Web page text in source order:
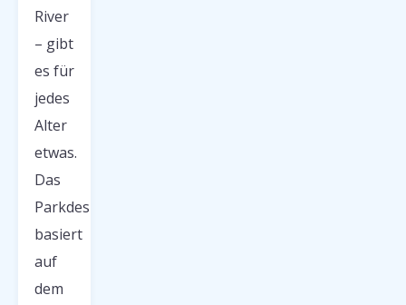
River
– gibt
es für
jedes
Alter
etwas.
Das
Parkdesign
basiert
auf
dem